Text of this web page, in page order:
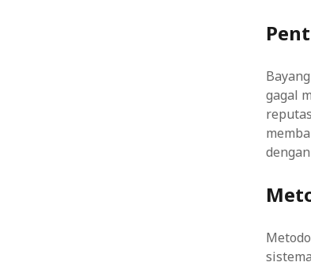
gagal